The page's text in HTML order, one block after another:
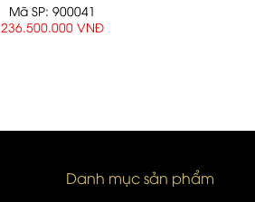
Mã SP: 900041
236.500.000 VNĐ
Danh mục sản phẩm